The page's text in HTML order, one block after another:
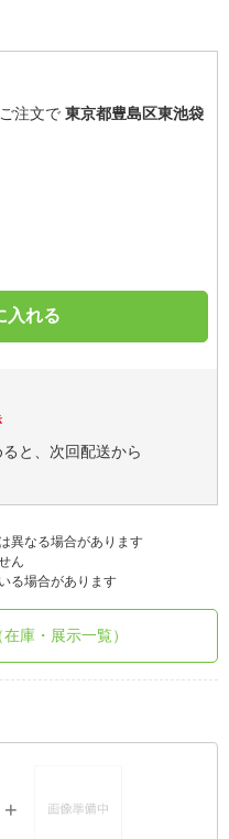
注文で 東京都豊島区東池袋
入れる
と、次回配送から
異なる場合があります
ん
る場合があります
庫・展示一覧）